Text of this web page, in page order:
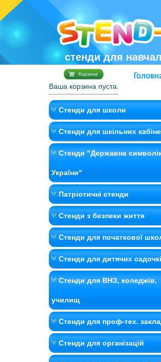
стенди для
Ваша корзина пуста.
Стенди для школи
Стенди для шкільних
Стенди "Державна
України"
Патріотичні стенди
Стенди з безпеки життя
Стенди для початкової
Стенди для дитячих
Стенди для ВНЗ, коледжів,
училищ
Стенди для проф-тех.
Стенди для організацій